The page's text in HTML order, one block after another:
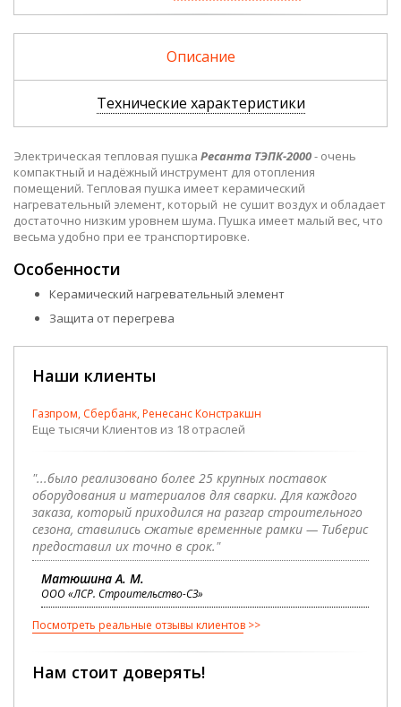
Описание
Технические характеристики
Электрическая тепловая пушка Ресанта ТЭПК-2000- очень
компактный и надёжный инструмент для отопления
помещений. Тепловая пушка имеет керамический
нагревательный элемент, который не сушит воздух и обладает
достаточно низким уровнем шума. Пушка имеет малый вес, что
весьма удобно при ее транспортировке.
Особенности
Керамический нагревательный элемент
Защита от перегрева
Наши клиенты
Газпром, Сбербанк, Ренесанс Констракшн
Еще тысячи Клиентов из 18 отраслей
"...было реализовано более 25 крупных поставок
оборудования и материалов для сварки. Для каждого
заказа, который приходился на разгар строительного
сезона, ставились сжатые временные рамки — Тиберис
предоставил их точно в срок."
Матюшина А. М.
ООО «ЛСР. Строительство-СЗ»
Посмотреть реальные отзывы клиентов
Нам стоит доверять!